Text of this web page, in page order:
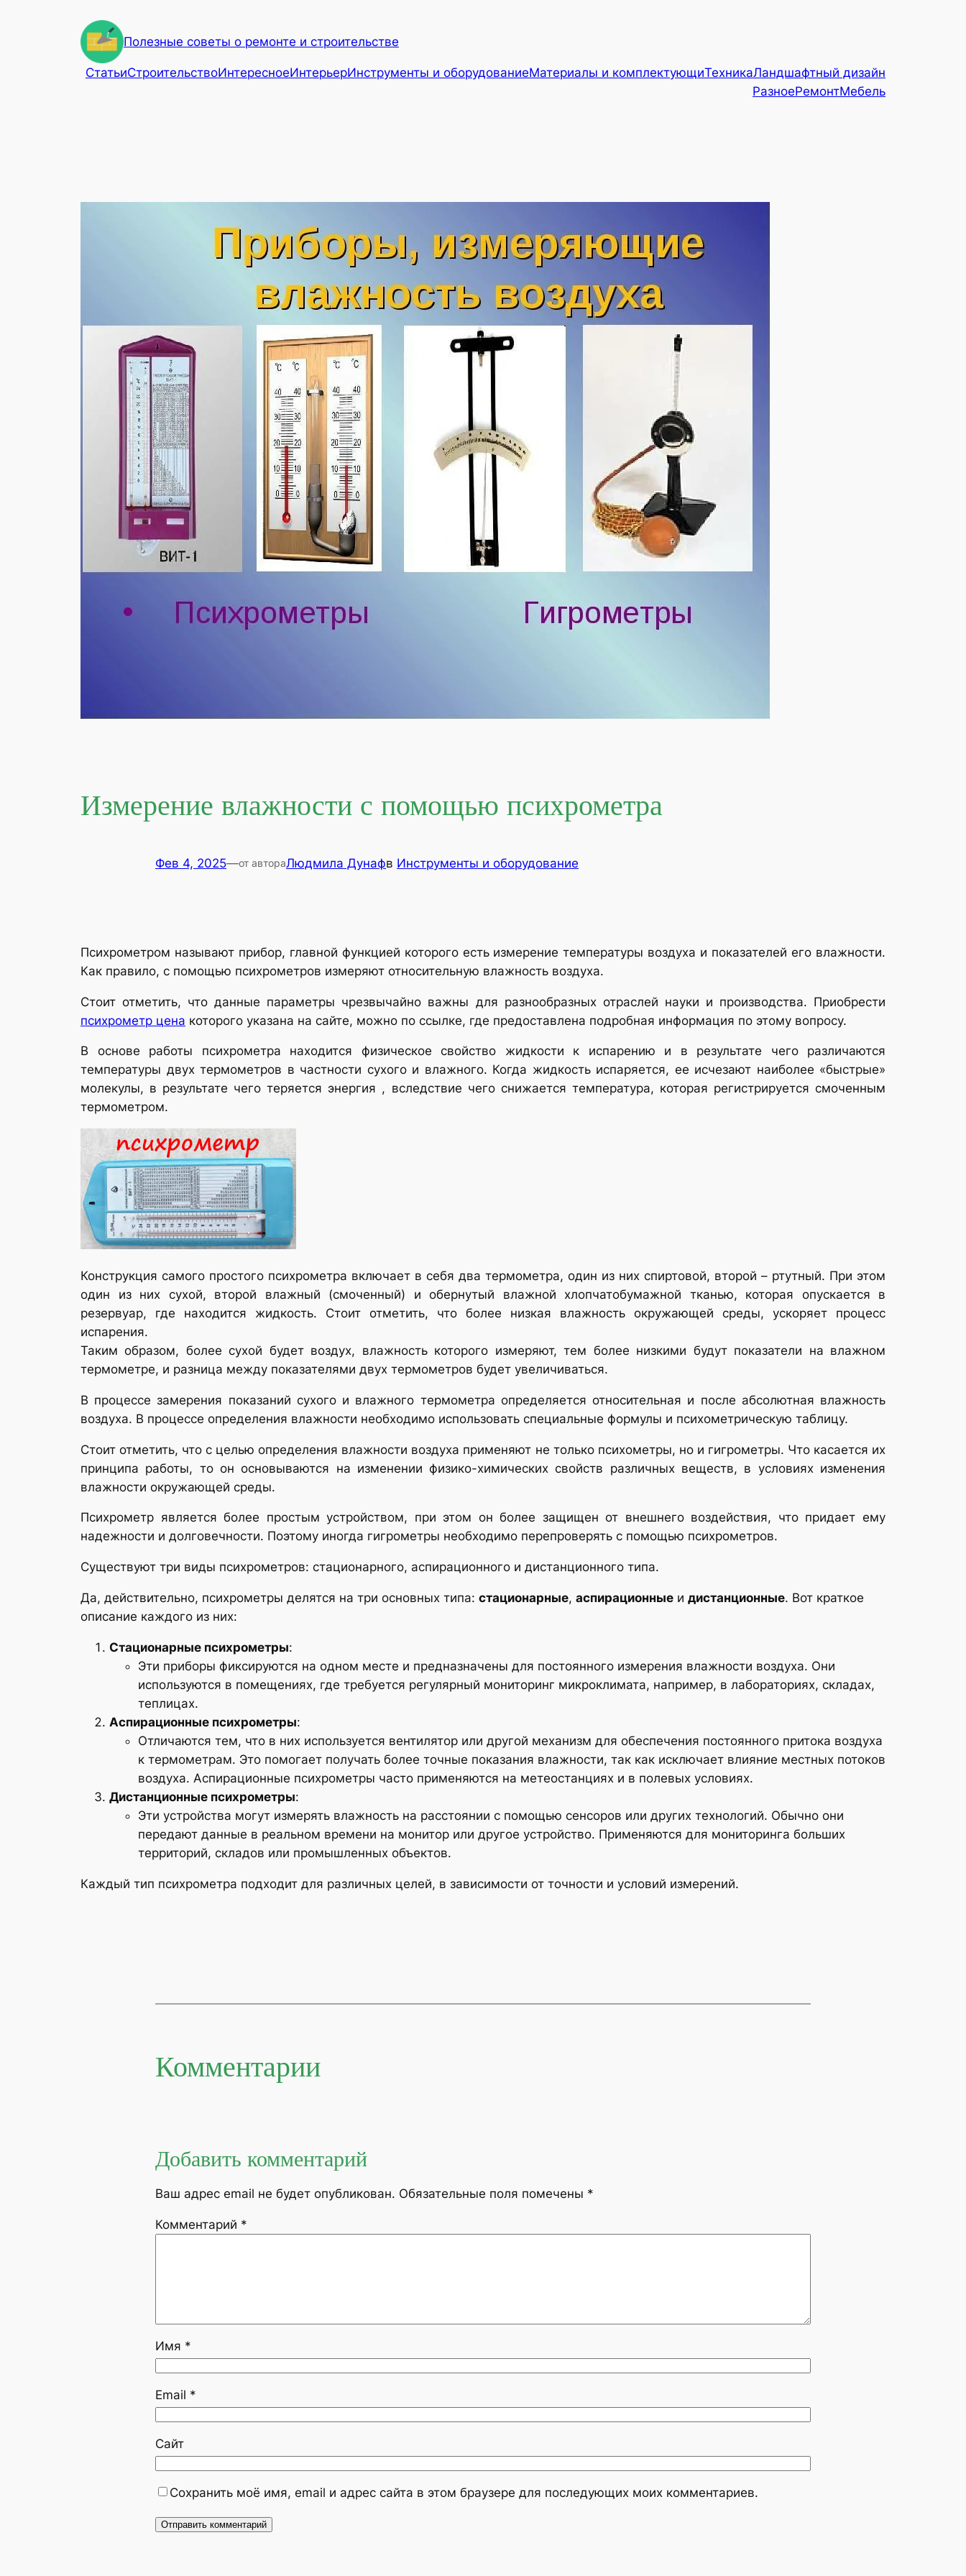
содержимому
Полезные советы о ремонте и строительстве
СтатьиСтроительствоИнтересноеИнтерьерИнструменты и оборудованиеМатериалы и комплектующиТехникаЛандшафтный дизайн
РазноеРемонтМебель
Измерение влажности с помощью психрометра
Фев 4, 2025—от автораЛюдмила Дунафв Инструменты и оборудование
Психрометром называют прибор, главной функцией которого есть измерение температуры воздуха и показателей его влажности.
Как правило, с помощью психрометров измеряют относительную влажность воздуха.
Стоит отметить, что данные параметры чрезвычайно важны для разнообразных отраслей науки и производства. Приобрести
психрометр цена которого указана на сайте, можно по ссылке, где предоставлена подробная информация по этому вопросу.
В основе работы психрометра находится физическое свойство жидкости к испарению и в результате чего различаются
температуры двух термометров в частности сухого и влажного. Когда жидкость испаряется, ее исчезают наиболее «быстрые»
молекулы, в результате чего теряется энергия , вследствие чего снижается температура, которая регистрируется смоченным
термометром.
Конструкция самого простого психрометра включает в себя два термометра, один из них спиртовой, второй – ртутный. При этом
один из них сухой, второй влажный (смоченный) и обернутый влажной хлопчатобумажной тканью, которая опускается в
резервуар, где находится жидкость. Стоит отметить, что более низкая влажность окружающей среды, ускоряет процесс
испарения.
Таким образом, более сухой будет воздух, влажность которого измеряют, тем более низкими будут показатели на влажном
термометре, и разница между показателями двух термометров будет увеличиваться.
В процессе замерения показаний сухого и влажного термометра определяется относительная и после абсолютная влажность
воздуха. В процессе определения влажности необходимо использовать специальные формулы и психометрическую таблицу.
Стоит отметить, что с целью определения влажности воздуха применяют не только психометры, но и гигрометры. Что касается их
принципа работы, то он основываются на изменении физико-химических свойств различных веществ, в условиях изменения
влажности окружающей среды.
Психрометр является более простым устройством, при этом он более защищен от внешнего воздействия, что придает ему
надежности и долговечности. Поэтому иногда гигрометры необходимо перепроверять с помощью психрометров.
Существуют три виды психрометров: стационарного, аспирационного и дистанционного типа.
Да, действительно, психрометры делятся на три основных типа: стационарные, аспирационные и дистанционные. Вот краткое
описание каждого из них:
Стационарные психрометры:
Эти приборы фиксируются на одном месте и предназначены для постоянного измерения влажности воздуха. Они
используются в помещениях, где требуется регулярный мониторинг микроклимата, например, в лабораториях, складах,
теплицах.
Аспирационные психрометры:
Отличаются тем, что в них используется вентилятор или другой механизм для обеспечения постоянного притока воздуха
к термометрам. Это помогает получать более точные показания влажности, так как исключает влияние местных потоков
воздуха. Аспирационные психрометры часто применяются на метеостанциях и в полевых условиях.
Дистанционные психрометры:
Эти устройства могут измерять влажность на расстоянии с помощью сенсоров или других технологий. Обычно они
передают данные в реальном времени на монитор или другое устройство. Применяются для мониторинга больших
территорий, складов или промышленных объектов.
Каждый тип психрометра подходит для различных целей, в зависимости от точности и условий измерений.
Комментарии
Добавить комментарий
Ваш адрес email не будет опубликован. Обязательные поля помечены *
Комментарий *
Имя *
Email *
Сайт
Сохранить моё имя, email и адрес сайта в этом браузере для последующих моих комментариев.